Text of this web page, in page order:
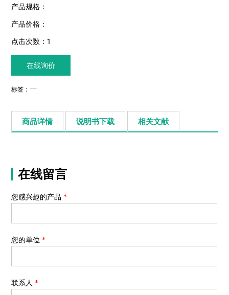
产品规格：
产品价格：
点击次数：1
在线询价
标签：
商品详情 说明书下载 相关文献
在线留言
您感兴趣的产品 *
您的单位 *
联系人 *